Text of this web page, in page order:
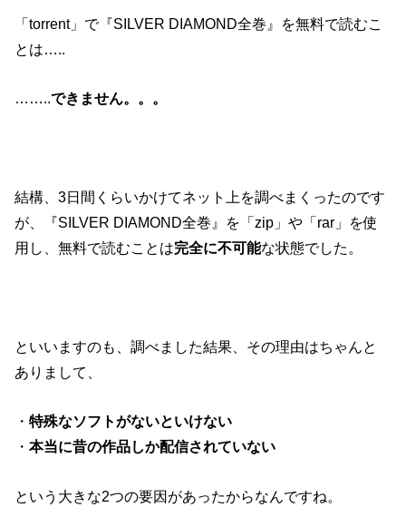
「torrent」で『SILVER DIAMOND全巻』を無料で読むこ
とは…..
……..できません。。。
結構、3日間くらいかけてネット上を調べまくったのです
が、『SILVER DIAMOND全巻』を「zip」や「rar」を使
用し、無料で読むことは完全に不可能な状態でした。
といいますのも、調べました結果、その理由はちゃんと
ありまして、
・特殊なソフトがないといけない
・本当に昔の作品しか配信されていない
という大きな2つの要因があったからなんですね。